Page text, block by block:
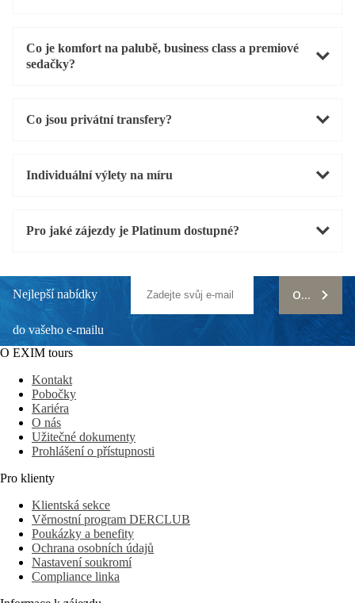
Co je komfort na palubě, business class a premiové
sedačky?
Co jsou privátní transfery?
Individuální výlety na míru
Pro jaké zájezdy je Platinum dostupné?
Nejlepší nabídky
do vašeho e-mailu
ODEBÍRAT
O EXIM tours
Kontakt
Pobočky
Kariéra
O nás
Užitečné dokumenty
Prohlášení o přístupnosti
Pro klienty
Klientská sekce
Věrnostní program DERCLUB
Poukázky a benefity
Ochrana osobních údajů
Nastavení soukromí
Compliance linka